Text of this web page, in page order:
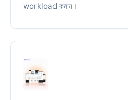
workload কমান।